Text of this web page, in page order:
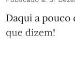
Daqui a pouco
que dizem!